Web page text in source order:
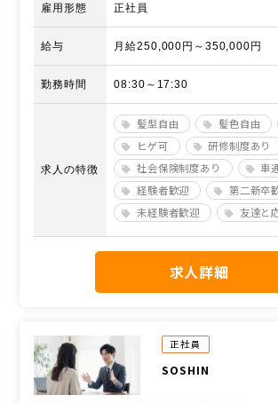
雇用形態 正社員
給与 月給250,000円～350,000円
勤務時間 08:30～17:30
求人の特徴
髪型自由 髪色自由
ヒゲ可
研修制度あり
社会保険制度あり
車
経験者歓迎
第二新卒
未経験者歓迎
友達と
求人詳細
正社員
SOSHIN